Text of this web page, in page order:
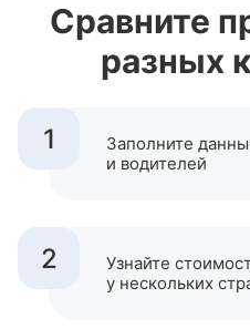
Сравните
разных
1
Заполните
и водителей
2
Узнайте
у нескольких